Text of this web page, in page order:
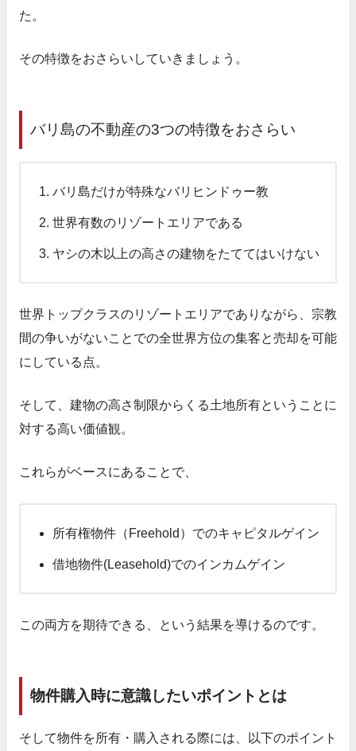
た。
その特徴をおさらいしていきましょう。
バリ島の不動産の3つの特徴をおさらい
バリ島だけが特殊なバリヒンドゥー教
世界有数のリゾートエリアである
ヤシの木以上の高さの建物をたててはいけない
世界トップクラスのリゾートエリアでありながら、宗教
間の争いがないことでの全世界方位の集客と売却を可能
にしている点。
そして、建物の高さ制限からくる土地所有ということに
対する高い価値観。
これらがベースにあることで、
所有権物件（Freehold）でのキャピタルゲイン
借地物件(Leasehold)でのインカムゲイン
この両方を期待できる、という結果を導けるのです。
物件購入時に意識したいポイントとは
そして物件を所有・購入される際には、以下のポイント